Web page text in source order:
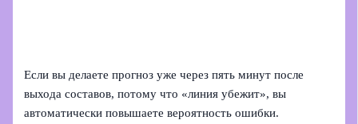
Если вы делаете прогноз уже через пять минут после
выхода составов, потому что «линия убежит», вы
автоматически повышаете вероятность ошибки.